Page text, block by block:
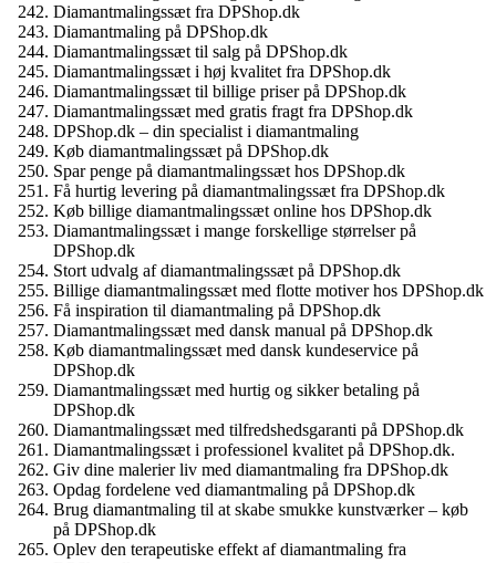
Diamantmalingssæt fra DPShop.dk
Diamantmaling på DPShop.dk
Diamantmalingssæt til salg på DPShop.dk
Diamantmalingssæt i høj kvalitet fra DPShop.dk
Diamantmalingssæt til billige priser på DPShop.dk
Diamantmalingssæt med gratis fragt fra DPShop.dk
DPShop.dk – din specialist i diamantmaling
Køb diamantmalingssæt på DPShop.dk
Spar penge på diamantmalingssæt hos DPShop.dk
Få hurtig levering på diamantmalingssæt fra DPShop.dk
Køb billige diamantmalingssæt online hos DPShop.dk
Diamantmalingssæt i mange forskellige størrelser på
DPShop.dk
Stort udvalg af diamantmalingssæt på DPShop.dk
Billige diamantmalingssæt med flotte motiver hos DPShop.dk
Få inspiration til diamantmaling på DPShop.dk
Diamantmalingssæt med dansk manual på DPShop.dk
Køb diamantmalingssæt med dansk kundeservice på
DPShop.dk
Diamantmalingssæt med hurtig og sikker betaling på
DPShop.dk
Diamantmalingssæt med tilfredshedsgaranti på DPShop.dk
Diamantmalingssæt i professionel kvalitet på DPShop.dk.
Giv dine malerier liv med diamantmaling fra DPShop.dk
Opdag fordelene ved diamantmaling på DPShop.dk
Brug diamantmaling til at skabe smukke kunstværker – køb
på DPShop.dk
Oplev den terapeutiske effekt af diamantmaling fra